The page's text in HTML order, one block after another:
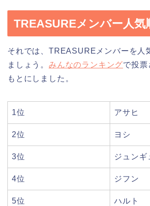
TREASUREメンバー人気
それでは、TREASUREメンバーを人
ましょう。 みんなのランキングで投票
もとにしました。
1位 アサヒ
2位 ヨシ
3位 ジュンギ
4位 ジフン
5位 ハルト